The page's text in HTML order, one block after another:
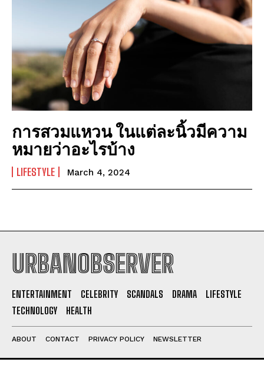
I've read and accept the
การสวมแหวน ในแต่ละนิ้วมีความ
หมายว่าอะไรบ้าง
LIFESTYLE March 4, 2024
URBANOBSERVER
ENTERTAINMENT CELEBRITY SCANDALS DRAMA
LIFESTYLE
TECHNOLOGY
HEALTH
ABOUT CONTACT PRIVACY POLICY NEWSLETTER